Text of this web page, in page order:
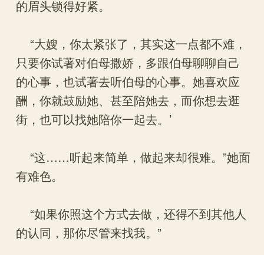
的眉头锁得好紧。
“大嫂，你太紧张了，其实这一点都不难，
只要你试著对伯母撒娇，多跟伯母聊聊自己
的心事，也试著去听伯母的心事。她喜欢应
酬，你就鼓励她、甚至陪她去，而你想去逛
街，也可以找她陪你一起去。’
“这……听起来简单，做起来却很难。”她面
有难色。
“如果你照这个方式去做，还得不到其他人
的认同，那你尽管来找我。”